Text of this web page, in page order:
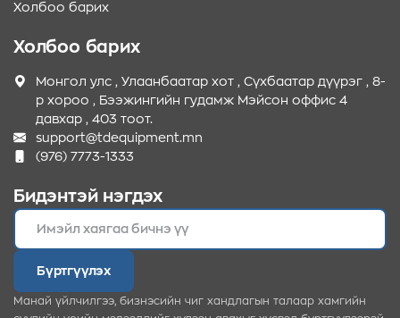
Холбоо барих
Холбоо барих
Монгол улс , Улаанбаатар хот , Сүхбаатар дүүрэг , 8-
р хороо , Бээжингийн гудамж Мэйсон оффис 4
давхар , 403 тоот.
support@tdequipment.mn
(976) 7773-1333
Бидэнтэй нэгдэх
Бүртгүүлэх
Манай үйлчилгээ, бизнэсийн чиг хандлагын талаар хамгийн